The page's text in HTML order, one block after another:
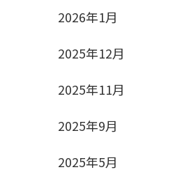
2026年1月
2025年12月
2025年11月
2025年9月
2025年5月